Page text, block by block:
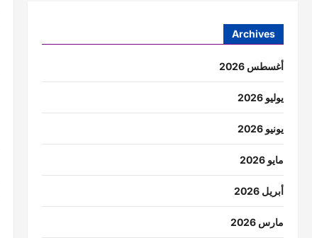
Archives
أغسطس 2026
يوليو 2026
يونيو 2026
مايو 2026
أبريل 2026
مارس 2026